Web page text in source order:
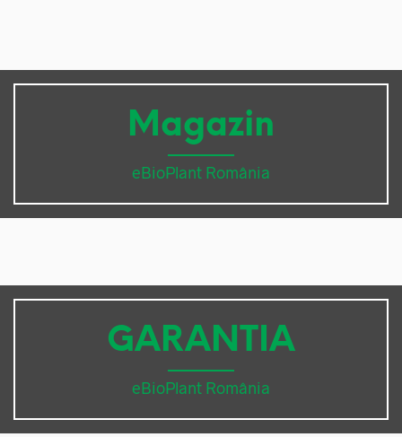
Magazin
eBioPlant România
GARANTIA
eBioPlant România